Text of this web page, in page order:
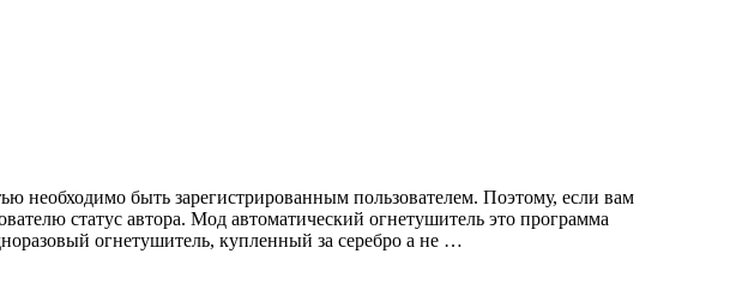
необходимо быть зарегистрированным пользователем. Поэтому, если вам
статус автора. Мод автоматический огнетушитель это программа
огнетушитель, купленный за серебро а не …